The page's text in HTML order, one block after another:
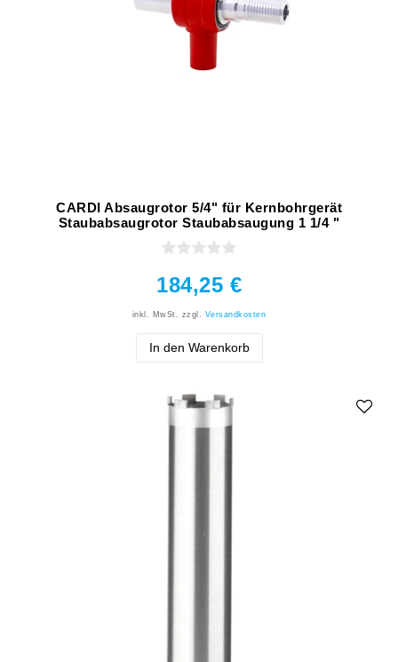
CARDI Absaugrotor 5/4" für Kernbohrgerät
Staubabsaugrotor Staubabsaugung 1 1/4 "
184,25 €
inkl. MwSt. zzgl. Versandkosten
In den Warenkorb